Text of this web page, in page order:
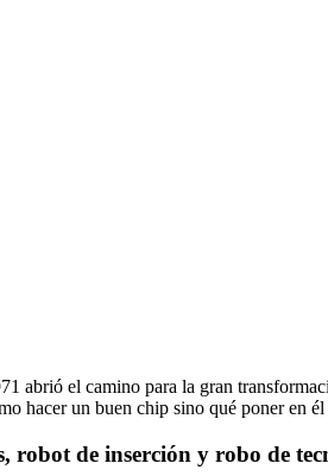
abrió el camino para la gran
hacer un buen chip sino qué poner en
de inserción y robo de